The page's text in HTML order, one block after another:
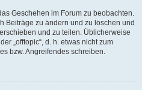
Geschehen im Forum zu beobachten.
Beiträge zu ändern und zu löschen und
und zu teilen. Üblicherweise
„offtopic“, d. h. etwas nicht zum
bzw. Angreifendes schreiben.